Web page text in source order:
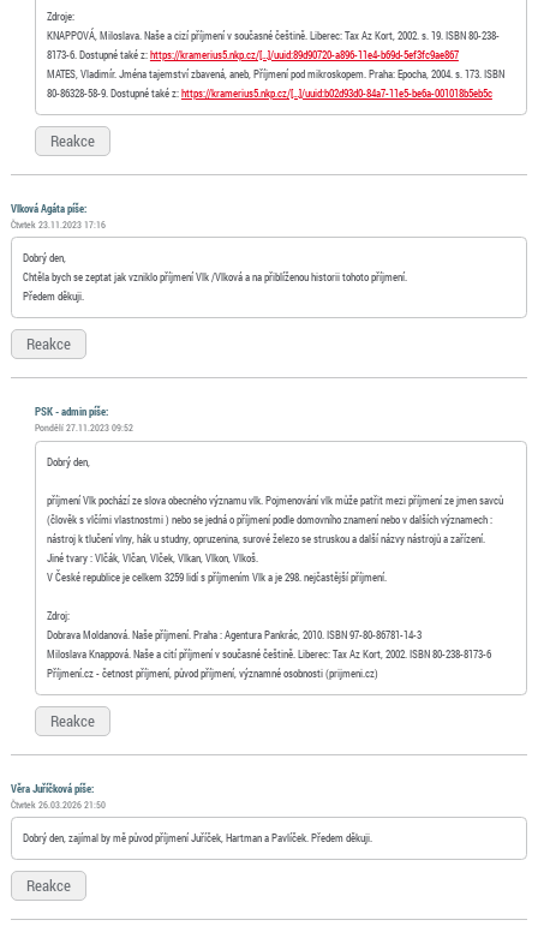
Zdroje:
KNAPPOVÁ, Miloslava. Naše a cizí příjmení v současné češtině. Liberec: Tax Az Kort, 2002. s. 19. ISBN 80-238-
8173-6. Dostupné také z:https://kramerius5.nkp.cz/[…]/uuid:89d90720-a896-11e4-b69d-5ef3fc9ae867
MATES, Vladimír. Jména tajemství zbavená, aneb, Příjmení pod mikroskopem. Praha: Epocha, 2004. s. 173. ISBN
80-86328-58-9. Dostupné také z:https://kramerius5.nkp.cz/[…]/uuid:b02d93d0-84a7-11e5-be6a-001018b5eb5c
Reakce
Vlková Agáta píše:
Čtvrtek 23.11.2023 17:16
Dobrý den,
Chtěla bych se zeptat jak vzniklo příjmení Vlk /Vlková a na přiblíženou historii tohoto příjmení.
Předem děkuji.
Reakce
PSK - admin píše:
Pondělí 27.11.2023 09:52
Dobrý den,
příjmení Vlk pochází ze slova obecného významu vlk. Pojmenování vlk může patřit mezi příjmení ze jmen savců
(člověk s vlčími vlastnostmi ) nebo se jedná o příjmení podle domovního znamení nebo v dalších významech :
nástroj k tlučení vlny, hák u studny, opruzenina, surové železo se struskou a další názvy nástrojů a zařízení.
Jiné tvary : Vlčák, Vlčan, Vlček, Vlkan, Vlkon, Vlkoš.
V České republice je celkem 3259 lidí s příjmením Vlk a je 298. nejčastější příjmení.
Zdroj:
Dobrava Moldanová. Naše příjmení. Praha : Agentura Pankrác, 2010. ISBN 97-80-86781-14-3
Miloslava Knappová. Naše a cití příjmení v současné češtině. Liberec: Tax Az Kort, 2002. ISBN 80-238-8173-6
Příjmení.cz - četnost příjmení, původ příjmení, významné osobnosti (prijmeni.cz)
Reakce
Věra Juříčková píše:
Čtvrtek 26.03.2026 21:50
Dobrý den, zajímal by mě původ příjmení Juříček, Hartman a Pavlíček. Předem děkuji.
Reakce